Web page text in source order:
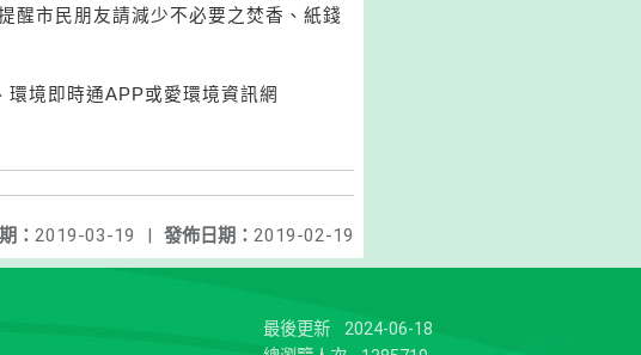
醒市民朋友請減少不必要之焚香、紙錢
境即時通APP或愛環境資訊網
發佈日期： 2019-02-19
： 2019-03-19 |
最後更新
2024-06-18